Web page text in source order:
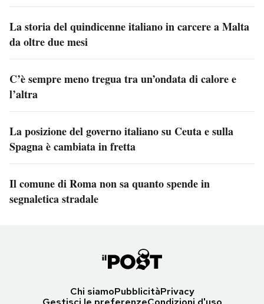
La storia del quindicenne italiano in carcere a Malta
da oltre due mesi
C’è sempre meno tregua tra un’ondata di calore e
l’altra
La posizione del governo italiano su Ceuta e sulla
Spagna è cambiata in fretta
Il comune di Roma non sa quanto spende in
segnaletica stradale
Chi siamoPubblicitàPrivacy